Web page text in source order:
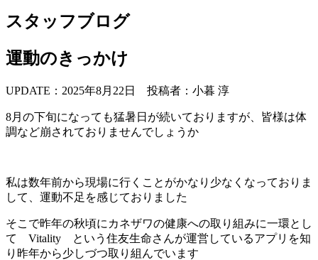
スタッフブログ
運動のきっかけ
UPDATE：2025年8月22日 投稿者：小暮 淳
8月の下旬になっても猛暑日が続いておりますが、皆様は体
調など崩されておりませんでしょうか
私は数年前から現場に行くことがかなり少なくなっておりま
して、運動不足を感じておりました
そこで昨年の秋頃にカネザワの健康への取り組みに一環とし
て Vitality という住友生命さんが運営しているアプリを知
り昨年から少しづつ取り組んでいます